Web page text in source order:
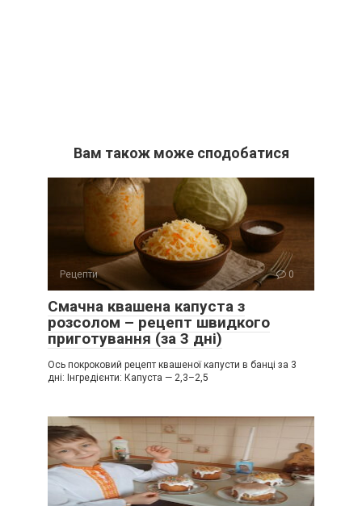
Вам також може сподобатися
Рецепти 0
Смачна квашена капуста з
розсолом – рецепт швидкого
приготування (за 3 дні)
Ось покроковий рецепт квашеної капусти в банці за 3
дні: Інгредієнти: Капуста — 2,3–2,5